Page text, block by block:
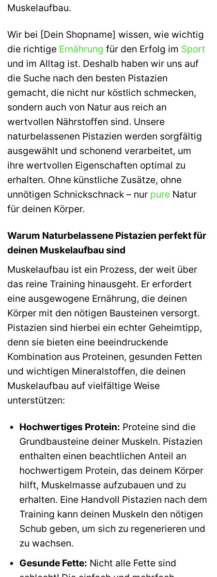
Muskelaufbau.
Wir bei [Dein Shopname] wissen, wie wichtig
die richtige Ernährung für den Erfolg im Sport
und im Alltag ist. Deshalb haben wir uns auf
die Suche nach den besten Pistazien
gemacht, die nicht nur köstlich schmecken,
sondern auch von Natur aus reich an
wertvollen Nährstoffen sind. Unsere
naturbelassenen Pistazien werden sorgfältig
ausgewählt und schonend verarbeitet, um
ihre wertvollen Eigenschaften optimal zu
erhalten. Ohne künstliche Zusätze, ohne
unnötigen Schnickschnack – nur pure Natur
für deinen Körper.
Warum Naturbelassene Pistazien perfekt für
deinen Muskelaufbau sind
Muskelaufbau ist ein Prozess, der weit über
das reine Training hinausgeht. Er erfordert
eine ausgewogene Ernährung, die deinen
Körper mit den nötigen Bausteinen versorgt.
Pistazien sind hierbei ein echter Geheimtipp,
denn sie bieten eine beeindruckende
Kombination aus Proteinen, gesunden Fetten
und wichtigen Mineralstoffen, die deinen
Muskelaufbau auf vielfältige Weise
unterstützen:
Hochwertiges Protein: Proteine sind die
Grundbausteine deiner Muskeln. Pistazien
enthalten einen beachtlichen Anteil an
hochwertigem Protein, das deinem Körper
hilft, Muskelmasse aufzubauen und zu
erhalten. Eine Handvoll Pistazien nach dem
Training kann deinen Muskeln den nötigen
Schub geben, um sich zu regenerieren und
zu wachsen.
Gesunde Fette: Nicht alle Fette sind